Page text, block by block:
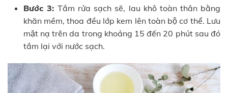
Bước 3:Tắm rửa sạch sẽ, lau khô toàn thân bằng
khăn mềm, thoa đều lớp kem lên toàn bộ cơ thể. Lưu
mặt nạ trên da trong khoảng 15 đến 20 phút sau đó
tắm lại với nước sạch.